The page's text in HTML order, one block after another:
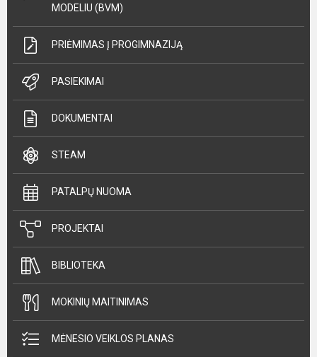
MODELIU (BVM)
PRIĖMIMAS Į PROGIMNAZIJĄ
PASIEKIMAI
DOKUMENTAI
STEAM
PATALPŲ NUOMA
PROJEKTAI
BIBLIOTEKA
MOKINIŲ MAITINIMAS
MĖNESIO VEIKLOS PLANAS